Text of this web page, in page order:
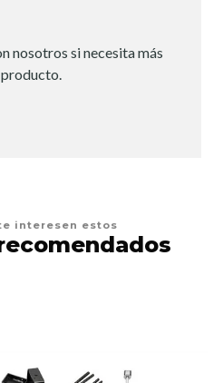
nosotros si necesita más
interesen estos